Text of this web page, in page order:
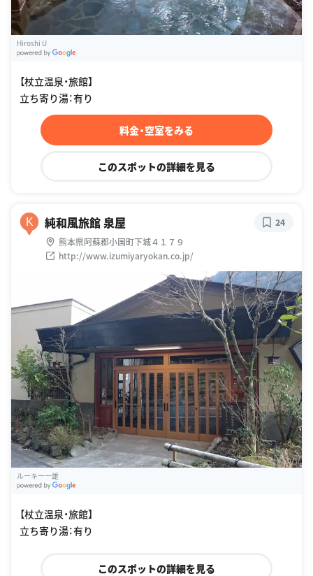
Hiroshi U
【杖立温泉・旅館】
立ち寄り湯：有り
料金・空室をみる
このスポットの詳細を見る
K 純和風旅館 泉屋
熊本県阿蘇郡小国町下城４１７９
http://www.izumiyaryokan.co.jp/
24
ルーキー一雄
【杖立温泉・旅館】
立ち寄り湯：有り
このスポットの詳細を見る